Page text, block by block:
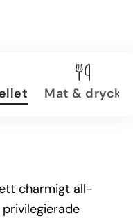
Mat & dryck
charmigt all-